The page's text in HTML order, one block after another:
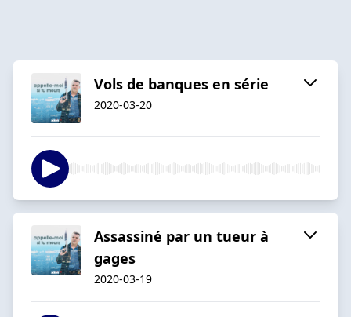
Vols de banques en série
2020-03-20
Assassiné par un tueur à
gages
2020-03-19